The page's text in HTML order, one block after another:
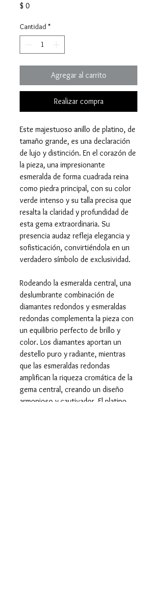
$ 0
Cantidad *
Agregar al carrito
Realizar compra
Este majestuoso anillo de platino, de
tamaño grande, es una declaración
de lujo y distinción. En el corazón de
la pieza, una impresionante
esmeralda de forma cuadrada reina
como piedra principal, con su color
verde intenso y su talla precisa que
resalta la claridad y profundidad de
esta gema extraordinaria. Su
presencia audaz refleja elegancia y
sofisticación, convirtiéndola en un
verdadero símbolo de exclusividad.
Rodeando la esmeralda central, una
deslumbrante combinación de
diamantes redondos y esmeraldas
redondas complementa la pieza con
un equilibrio perfecto de brillo y
color. Los diamantes aportan un
destello puro y radiante, mientras
que las esmeraldas redondas
amplifican la riqueza cromática de la
gema central, creando un diseño
armonioso y cautivador. El platino,